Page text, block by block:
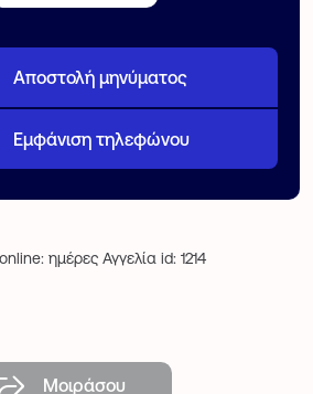
Αποστολή μηνύματος
Εμφάνιση τηλεφώνου
ημέρες Αγγελία id: 1214
Μοιράσου